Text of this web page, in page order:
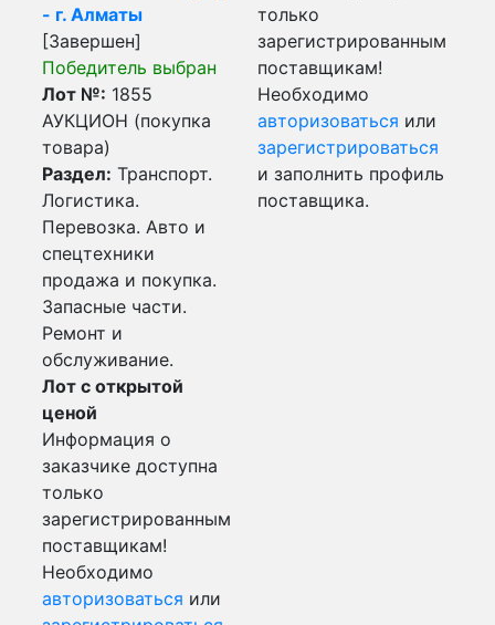
- г. Алматы
[Завершен]
Победитель выбран
Лот №: 1855
АУКЦИОН (покупка
товара)
Раздел: Транспорт.
Логистика.
Перевозка. Авто и
спецтехники
продажа и покупка.
Запасные части.
Ремонт и
обслуживание.
Лот с открытой
ценой
Информация о
заказчике доступна
только
зарегистрированным
поставщикам!
Необходимо
авторизоваться или
только
зарегистрированным
поставщикам!
Необходимо
авторизоваться или
зарегистрироваться
и заполнить профиль
поставщика.